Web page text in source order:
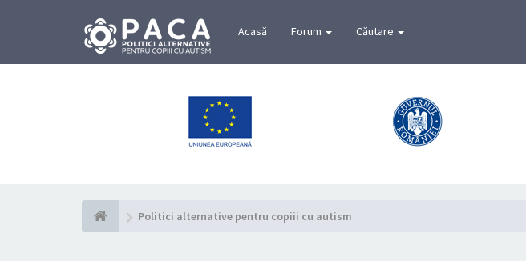
Acasă Forum Căutare
Politici alternative pentru copiii cu autism